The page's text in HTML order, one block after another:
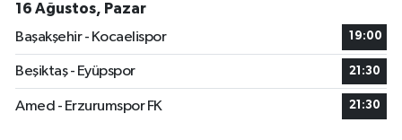
16 Ağustos, Pazar
Başakşehir - Kocaelispor
19:00
Beşiktaş - Eyüpspor 21:30
Amed - Erzurumspor FK 21:30